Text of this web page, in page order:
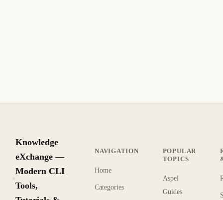
Knowledge
eXchange —
Modern CLI
Tools,
NAVIGATION
Home
Categories
POPULAR
TOPICS
Aspel
Guides